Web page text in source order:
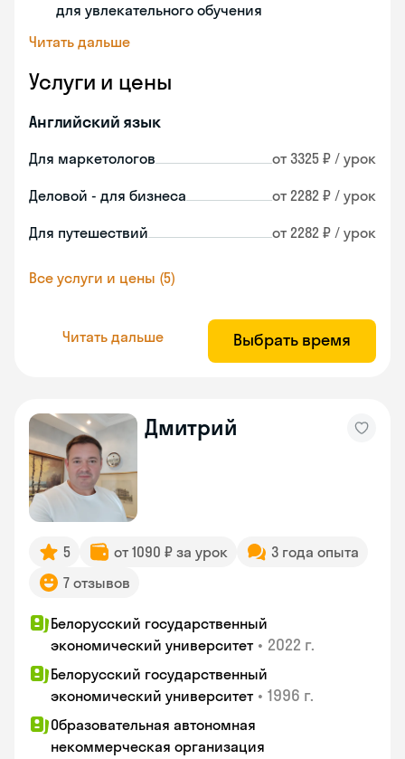
для увлекательного обучения
Читать дальше
Услуги и цены
Английский язык
Для маркетологов от 3325 ₽ / урок
Деловой - для бизнеса от 2282 ₽ / урок
Для путешествий от 2282 ₽ / урок
Все услуги и цены (5)
Читать дальше Выбрать время
Дмитрий
5 от 1090 ₽ за урок
3 года опыта
7 отзывов
Белорусский государственный
экономический университет • 2022 г.
Белорусский государственный
экономический университет • 1996 г.
Образовательная автономная
некоммерческая организация